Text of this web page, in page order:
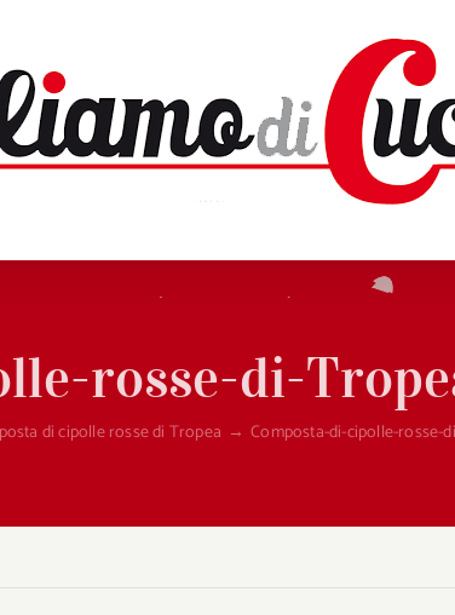
rosse-di-
di cipolle rosse di Tropea → Composta-di-cipolle-rosse-